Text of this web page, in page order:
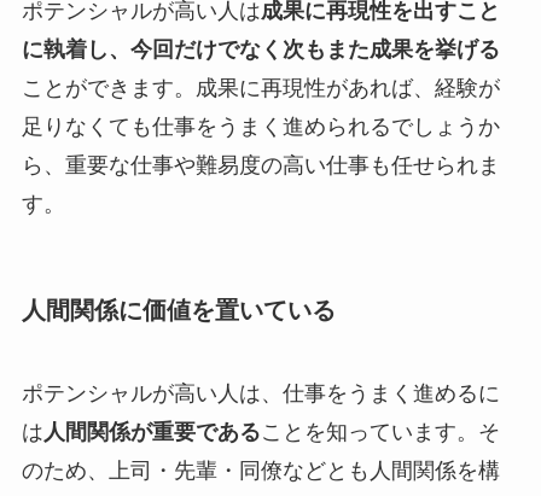
ポテンシャルが高い人は成果に再現性を出すこと
に執着し、今回だけでなく次もまた成果を挙げる
ことができます。成果に再現性があれば、経験が
足りなくても仕事をうまく進められるでしょうか
ら、重要な仕事や難易度の高い仕事も任せられま
す。
人間関係に価値を置いている
ポテンシャルが高い人は、仕事をうまく進めるに
は人間関係が重要であることを知っています。そ
のため、上司・先輩・同僚などとも人間関係を構